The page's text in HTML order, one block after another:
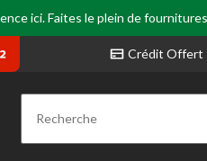
ici. Faites le plein de
Crédit Offert
Recherche